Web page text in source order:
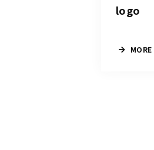
logo
MORE